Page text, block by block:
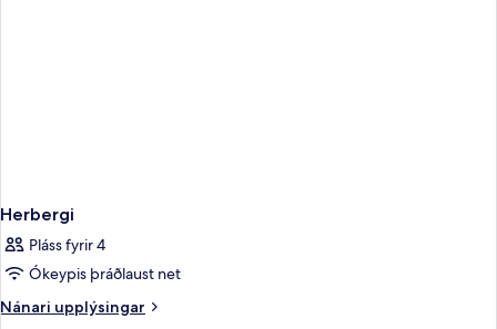
Herbergi
Pláss fyrir 4
Ókeypis þráðlaust net
Nánari upplýsingar
Nánari